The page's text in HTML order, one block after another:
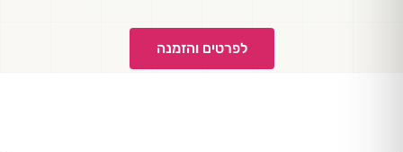
לפרטים והזמנה